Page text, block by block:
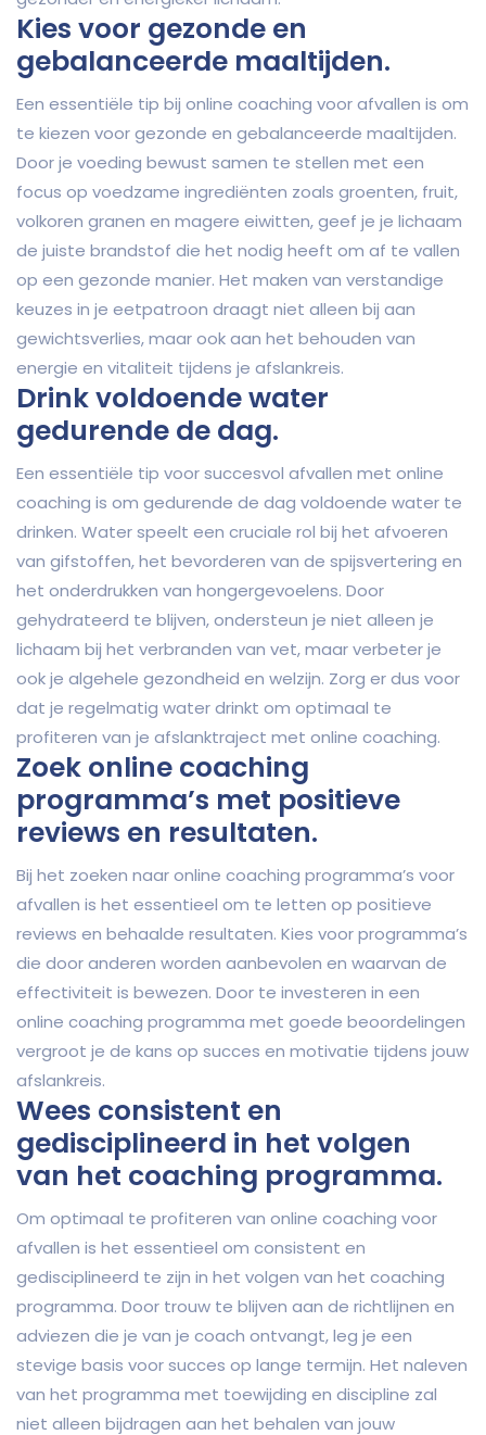
Kies voor gezonde en
gebalanceerde maaltijden.
Een essentiële tip bij online coaching voor afvallen is om
te kiezen voor gezonde en gebalanceerde maaltijden.
Door je voeding bewust samen te stellen met een
focus op voedzame ingrediënten zoals groenten, fruit,
volkoren granen en magere eiwitten, geef je je lichaam
de juiste brandstof die het nodig heeft om af te vallen
op een gezonde manier. Het maken van verstandige
keuzes in je eetpatroon draagt niet alleen bij aan
gewichtsverlies, maar ook aan het behouden van
energie en vitaliteit tijdens je afslankreis.
Drink voldoende water
gedurende de dag.
Een essentiële tip voor succesvol afvallen met online
coaching is om gedurende de dag voldoende water te
drinken. Water speelt een cruciale rol bij het afvoeren
van gifstoffen, het bevorderen van de spijsvertering en
het onderdrukken van hongergevoelens. Door
gehydrateerd te blijven, ondersteun je niet alleen je
lichaam bij het verbranden van vet, maar verbeter je
ook je algehele gezondheid en welzijn. Zorg er dus voor
dat je regelmatig water drinkt om optimaal te
profiteren van je afslanktraject met online coaching.
Zoek online coaching
programma’s met positieve
reviews en resultaten.
Bij het zoeken naar online coaching programma’s voor
afvallen is het essentieel om te letten op positieve
reviews en behaalde resultaten. Kies voor programma’s
die door anderen worden aanbevolen en waarvan de
effectiviteit is bewezen. Door te investeren in een
online coaching programma met goede beoordelingen
vergroot je de kans op succes en motivatie tijdens jouw
afslankreis.
Wees consistent en
gedisciplineerd in het volgen
van het coaching programma.
Om optimaal te profiteren van online coaching voor
afvallen is het essentieel om consistent en
gedisciplineerd te zijn in het volgen van het coaching
programma. Door trouw te blijven aan de richtlijnen en
adviezen die je van je coach ontvangt, leg je een
stevige basis voor succes op lange termijn. Het naleven
van het programma met toewijding en discipline zal
niet alleen bijdragen aan het behalen van jouw